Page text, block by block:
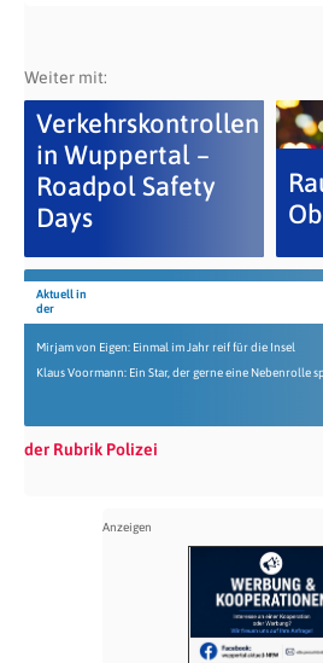
Weiter mit:
Verkehrskontrollen
in Wuppertal –
Roadpol Safety
Days
Aktuell in
der
Mirjam von Eigen: Einmal im Jahr reif für die Insel
Klaus Voormann: Ein Star, der gerne eine Nebenrolle
der Rubrik Polizei